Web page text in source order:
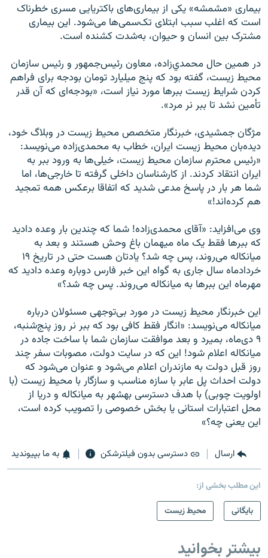
بيماری «مشمشه» يکی از بيماری‌های باکتريايی مسری خطرناک
است که اغلب سبب ابتلای تک‌سمی‌ها می‌‌شود. اين بيماری
مشترک بين انسان و حيوان، به‌شدت کشنده است.
در همین حال محمدي‌زاده، معاون رئيس‌جمهور و رئيس سازمان
محيط زيست، گفته بود که پنج ميليارد تومان بودجه برای فراهم‌
كردن شرايط زيست ببرها مورد نياز است، «بودجه‌ای كه آن ‌قدر
تأمين نشد تا ببر نر مرد».
مژگان جمشیدی، خبرنگار متخصص محیط زیست در وبلاگ خود،
دیده‌بان محیط زیست ایران، خطاب به محمدی‌زاده می‌نویسد:
«رئيس محترم سازمان محيط زيست، خيلی‌ها به ورود ببر به
ايران انتقاد کردند. از کارشناسان داخلی گرفته تا خارجی‌ها، اما
شما هر بار در پاسخ مدعی شديد که اتفاقا برعکس همه تمجيد
هم کرده‌اند!»
وی می‌افزاید: «آقای محمدی‌زاده! شما که چندين بار وعده داديد
که ببرها فقط يک ماه ميهمان باغ وحش هستند و بعد به
ميانکاله می‌روند، پس چه شد؟ يادتان هست حتی در تاريخ ۱۹
خردادماه سال جاری به گواه اين خبر فارس دوباره وعده داديد که
مهرماه اين ببرها به ميانکاله می‌روند. پس چه شد؟»
این خبرنگار محیط زیست در مورد بی‌توجهی مسئولان درباره
میانکاله می‌نویسد: «انگار فقط کافی بود که ببر نر روز پنج‌شنبه،
۹ دی‌ماه، بميرد و بعد موافقت سازمان شما با ساخت جاده در
ميانکاله اعلام شود! اين که در سايت دولت، مصوبات سفر چند
روز قبل دولت به مازندران اعلام می‌شود و عنوان می‌شود که
دولت احداث پل عابر با سازه مناسب و سازگار با محيط زيست (با
اولويت چوبی) با هدف دسترسی بهشهر به ميانکاله و دريا از
محل اعتبارات استانی يا بخش خصوصی را تصويب کرده است،
اين يعنی چه؟»
ارسال دسترسی بدون فیلترشکن به ما بپیوندید
این مطلب بخشی از:
بایگانی
محیط زیست
بیشتر بخوانید